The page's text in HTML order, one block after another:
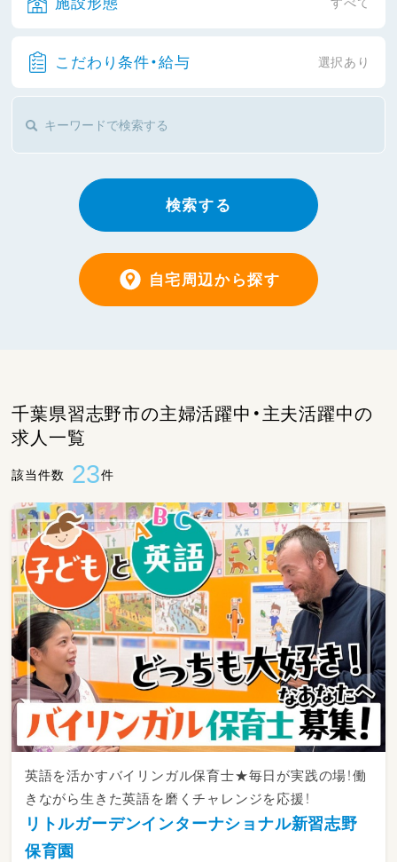
こだわり条件・給与 選択あり
検索する
自宅周辺から探す
千葉県習志野市の主婦活躍中・主夫活躍中の
求人一覧
該当件数 23件
英語を活かすバイリンガル保育士★毎日が実践の場！働
きながら生きた英語を磨くチャレンジを応援！
リトルガーデンインターナショナル新習志野
保育園